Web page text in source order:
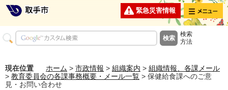
緊急災害情報 メニュー
検索
方法
現在位置 ホーム > 市政情報 > 組織案内 > 組織情報、各課メール
> 教育委員会の各課事務概要・メール一覧 > 保健給食課へのご意
見・お問い合わせ